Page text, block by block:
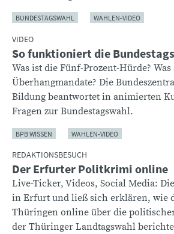
BUNDESTAGSWAHL WAHLEN-VIDEO
VIDEO
So funktioniert die
Was ist die Fünf-Prozent-Hürde?
Überhangmandate? Die
Bildung beantwortet in animierten
Fragen zur Bundestagswahl.
BPB WISSEN WAHLEN-VIDEO
REDAKTIONSBESUCH
Der Erfurter Politkrimi online
Live-Ticker, Videos, Social Media: Die
in Erfurt und ließ sich erklären, wie
Thüringen online über die
der Thüringer Landtagswahl